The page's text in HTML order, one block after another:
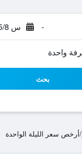
- س 15/8
بحث
/أرخص سعر الليلة الواحدة